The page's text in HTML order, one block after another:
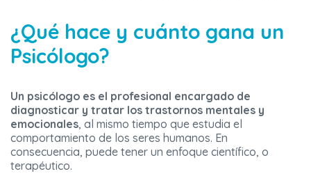
¿Qué hace y cuánto gana un
Psicólogo?
Un psicólogo es el profesional encargado de
diagnosticar y tratar los trastornos mentales y
emocionales, al mismo tiempo que estudia el
comportamiento de los seres humanos. En
consecuencia, puede tener un enfoque científico, o
terapéutico.